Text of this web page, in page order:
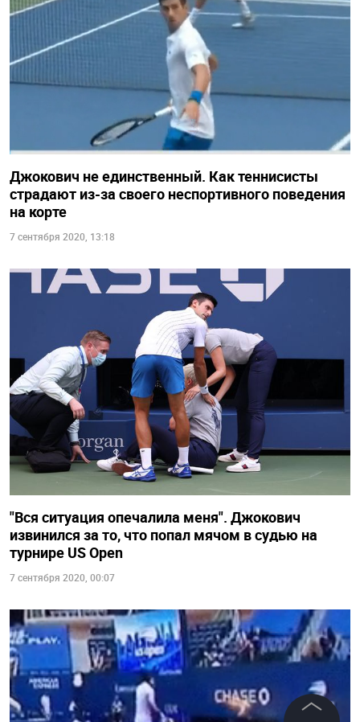
Джокович не единственный. Как теннисисты
страдают из-за своего неспортивного поведения
на корте
7 сентября 2020, 13:18
"Вся ситуация опечалила меня". Джокович
извинился за то, что попал мячом в судью на
турнире US Open
7 сентября 2020, 00:07